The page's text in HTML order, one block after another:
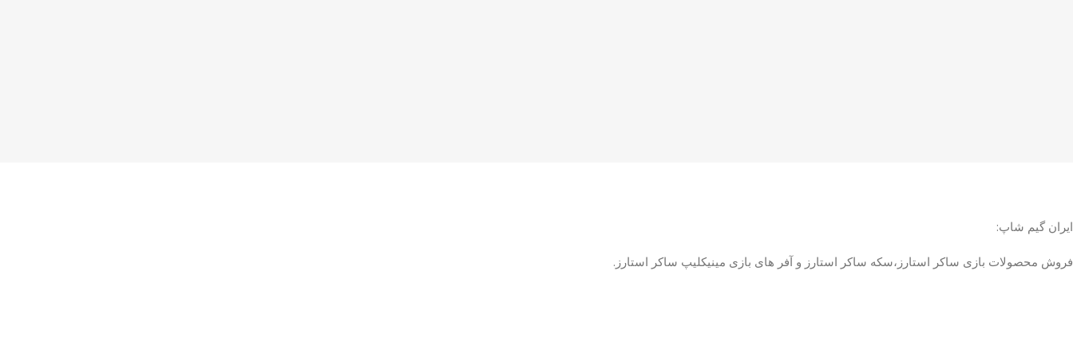
ایران گیم شاپ:
فروش محصولات بازی ساکر استارز،سکه ساکر استارز و آفر های بازی مینیکلیپ ساکر استارز.